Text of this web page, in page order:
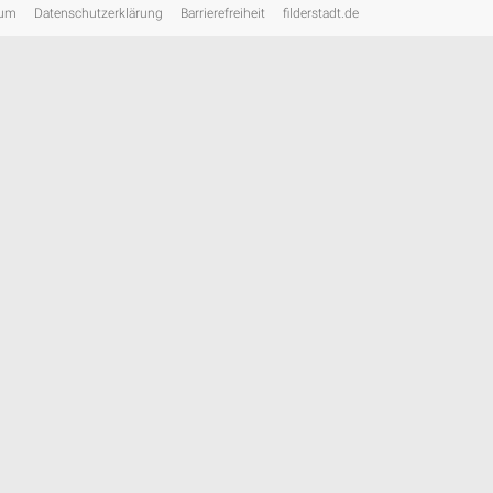
Datenschutzerklärung Barrierefreiheit filderstadt.de